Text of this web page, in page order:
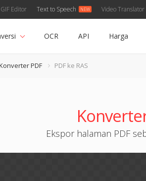
GIF Editor Text to Speech Video Translator
OCR API Harga
PDF PDF ke RAS
Ekspor halaman PDF